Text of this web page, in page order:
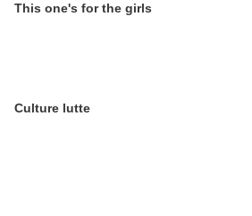
This one's for the girls
Culture lutte